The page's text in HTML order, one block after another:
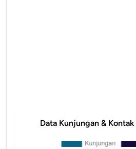
Data Kunjungan &